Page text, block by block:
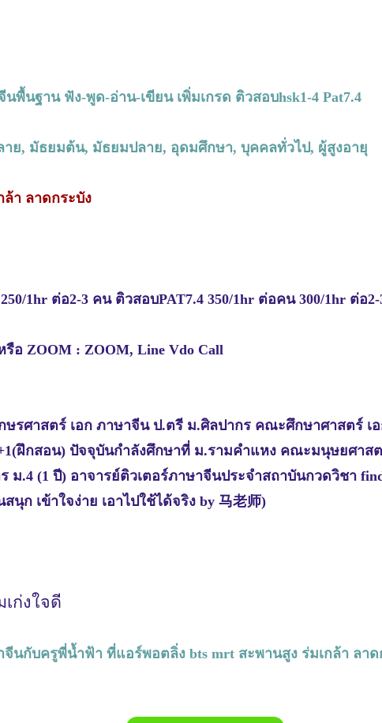
พื้นฐาน ฟัง-พูด-อ่าน-เขียน เพิ่มเกรด ติวสอบhsk1-4 Pat7.4
ย, มัธยมต้น, มัธยมปลาย, อุดมศึกษา, บุคคลทั่วไป, ผู้สูงอายุ
า ลาดกระบัง
1hr ต่อ2-3 คน ติวสอบPAT7.4 350/1hr ต่อคน 300/1hr ต่อ
อ ZOOM : ZOOM, Line Vdo Call
รศาสตร์ เอก ภาษาจีน ป.ตรี ม.ศิลปากร คณะศึกษาศาสตร์ เ
ฝึกสอน) ปัจจุบันกำลังศึกษาที่ ม.รามคำแหง คณะมนุษยศา
ม.4 (1 ปี) อาจารย์ติวเตอร์ภาษาจีนประจำสถาบันกวดวิชา
ก เข้าใจง่าย เอาไปใช้ได้จริง by 马老师)
ก่งใจดี
จีนกับครูพี่น้ำฟ้า ที่แอร์พอตลิ่ง bts mrt สะพานสูง ร่มเกล้า ลาด